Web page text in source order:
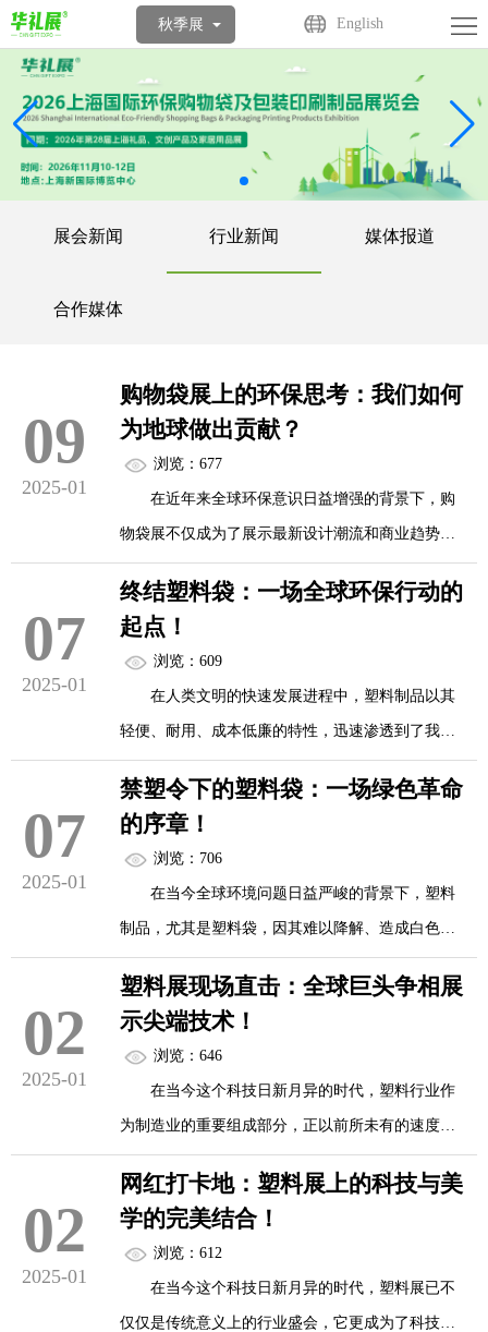
秋季展 English
首
于
展
展会新闻 行业新闻 媒体报道
合作媒体
09
2025-01
购物袋展上的环保思考：我们如何
为地球做出贡献？
浏览：677
在近年来全球环保意识日益增强的背景下，购
物袋展不仅成为了展示最新设计潮流和商业趋势的
平台，更成为了推动环保理念、促进可持续发展的
重要舞台。在这些展览上，各式各样的环保购物袋
不仅以其独特的创意和实用性吸引了人们的目光，
更引发了人们对于如何在日常生活中为地球做出贡
献的深刻思考。
环保购物袋：从设计到材料的革新
走进购物袋展，首先映入眼帘的是那些由再生
材料、生物降解材料甚至天然植物纤维制成的购物
袋。这些材料的选择，不仅减少了对环境的污染，
07
2025-01
终结塑料袋：一场全球环保行动的
起点！
浏览：609
在人类文明的快速发展进程中，塑料制品以其
轻便、耐用、成本低廉的特性，迅速渗透到了我们
生活的方方面面。然而，随着塑料制品的大量使用
和不当处理，尤其是塑料袋的泛滥，地球正面临着
前所未有的环境危机。塑料袋难以降解，造成了严
重的白色污染，威胁着海洋生物、破坏着土壤结
构、影响着气候变化。面对这一严峻形势，全球范
围内的环保行动正在兴起，终结塑料袋成为了这场
绿色革命的重要起点。
全球环保意识的觉醒
近年来，随着环境问题的日益突出，全球环保
07
2025-01
禁塑令下的塑料袋：一场绿色革命
的序章！
浏览：706
在当今全球环境问题日益严峻的背景下，塑料
制品，尤其是塑料袋，因其难以降解、造成白色污
染的特性，成为了环保议题中的焦点。为了应对这
一挑战，各国政府纷纷出台禁塑令，旨在减少一次
性塑料制品的使用，推动绿色革命。本文将深入探
讨禁塑令下的塑料袋变革，以及这一变革如何成为
绿色革命的重要序章。
禁塑令的全球浪潮
自2008年中国首次发布“限塑令”以来，全球范
围内对于塑料制品的限制和禁止逐渐加强。2020
年，中国进一步升级政策，发布了更为严格的“禁
02
2025-01
塑料展现场直击：全球巨头争相展
示尖端技术！
浏览：646
在当今这个科技日新月异的时代，塑料行业作
为制造业的重要组成部分，正以前所未有的速度推
动着技术创新与产业升级。近日，一场备受瞩目的
国际塑料展览会盛大开幕，吸引了来自全球各地的
塑料行业巨头、专家学者以及行业精英齐聚一堂，
共同展示最新的科研成果与尖端技术，为观众呈现
了一场精彩绝伦的科技盛宴。
02
2025-01
网红打卡地：塑料展上的科技与美
学的完美结合！
浏览：612
在当今这个科技日新月异的时代，塑料展已不
仅仅是传统意义上的行业盛会，它更成为了科技与